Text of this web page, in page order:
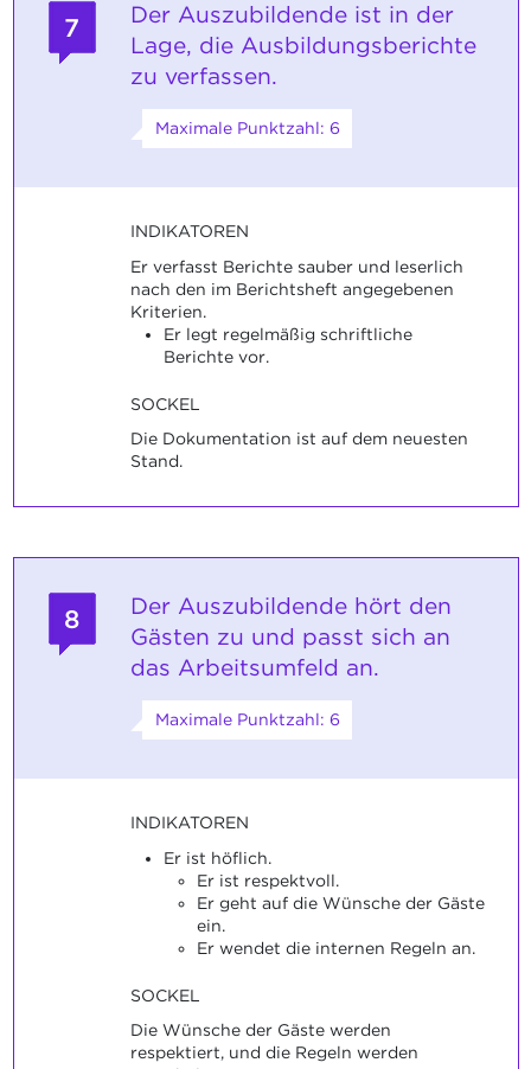
7
Der Auszubildende ist in der
Lage, die Ausbildungsberichte
zu verfassen.
Maximale Punktzahl: 6
INDIKATOREN
Er verfasst Berichte sauber und leserlich
nach den im Berichtsheft angegebenen
Kriterien.
Er legt regelmäßig schriftliche
Berichte vor.
SOCKEL
Die Dokumentation ist auf dem neuesten
Stand.
8
Der Auszubildende hört den
Gästen zu und passt sich an
das Arbeitsumfeld an.
Maximale Punktzahl: 6
INDIKATOREN
Er ist höflich.
Er ist respektvoll.
Er geht auf die Wünsche der Gäste
ein.
Er wendet die internen Regeln an.
SOCKEL
Die Wünsche der Gäste werden
respektiert, und die Regeln werden